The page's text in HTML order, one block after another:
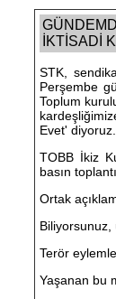
İKTİSADİ
STK,
Perşembe
Toplum
Evet'
TOBB İkiz
basın
Ortak
Biliyorsunuz,
Terör
Yaşanan bu